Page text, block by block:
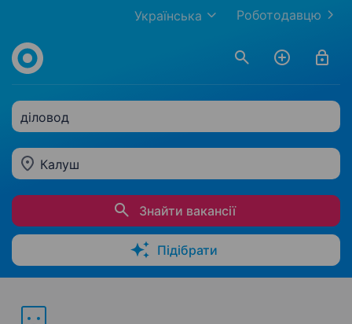
Роботодавцю
Українська
діловод
Калуш
Знайти вакансії
Підібрати